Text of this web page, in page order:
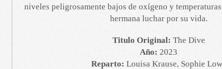
niveles peligrosamente bajos de oxígeno y
hermana luchar por su vida.
Titulo Original: The Dive
Año: 2023
Reparto: Louisa Krause, Sophie